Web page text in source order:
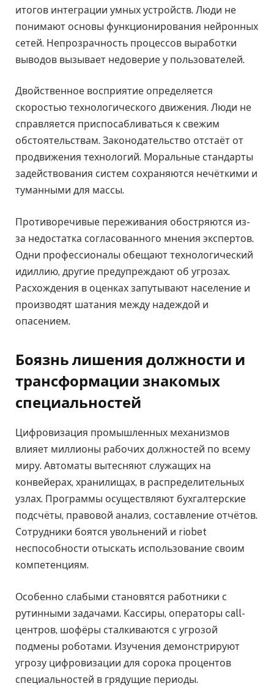
итогов интеграции умных устройств. Люди не
понимают основы функционирования нейронных
сетей. Непрозрачность процессов выработки
выводов вызывает недоверие у пользователей.
Двойственное восприятие определяется
скоростью технологического движения. Люди не
справляется приспосабливаться к свежим
обстоятельствам. Законодательство отстаёт от
продвижения технологий. Моральные стандарты
задействования систем сохраняются нечёткими и
туманными для массы.
Противоречивые переживания обостряются из-
за недостатка согласованного мнения экспертов.
Одни профессионалы обещают технологический
идиллию, другие предупреждают об угрозах.
Расхождения в оценках запутывают население и
производят шатания между надеждой и
опасением.
Боязнь лишения должности и
трансформации знакомых
специальностей
Цифровизация промышленных механизмов
влияет миллионы рабочих должностей по всему
миру. Автоматы вытесняют служащих на
конвейерах, хранилищах, в распределительных
узлах. Программы осуществляют бухгалтерские
подсчёты, правовой анализ, составление отчётов.
Сотрудники боятся увольнений и riobet
неспособности отыскать использование своим
компетенциям.
Особенно слабыми становятся работники с
рутинными задачами. Кассиры, операторы call-
центров, шофёры сталкиваются с угрозой
подмены роботами. Изучения демонстрируют
угрозу цифровизации для сорока процентов
специальностей в грядущие периоды.